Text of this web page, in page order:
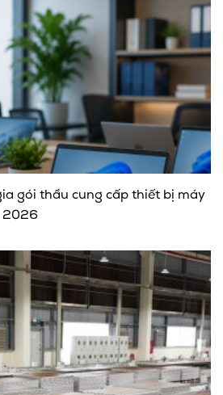
gói thầu cung cấp thiết bị máy
2026